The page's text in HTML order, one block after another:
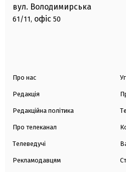
вул. Володимирська
61/11, офіс 50
Про нас
Редакція
Редакційна політика
Про телеканал
Телеведучі
Рекламодавцям